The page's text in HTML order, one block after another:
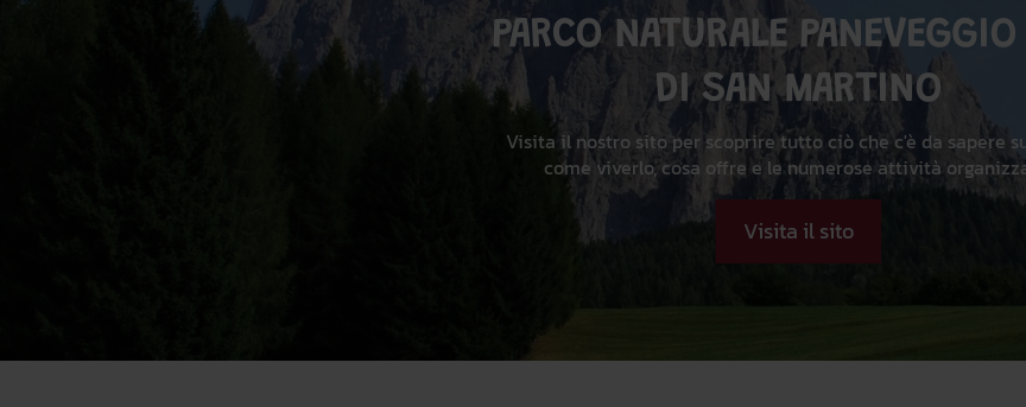
PARCO NATURALE PANEVEGGIO
DI SAN MARTINO
Visita il nostro sito per scoprire tutto ciò che c'è da sapere
come viverlo, cosa offre e le numerose attività
Visita il sito